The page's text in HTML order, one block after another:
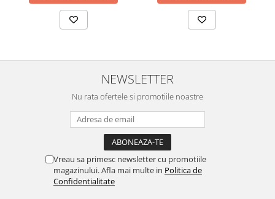
NEWSLETTER
Nu rata ofertele si promotiile noastre
Vreau sa primesc newsletter cu promotiile
magazinului. Afla mai multe in Politica de
Confidentialitate